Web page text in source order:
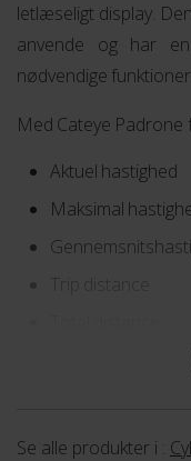
letlæseligt display.
anvende og har
nødvendige
Med Cateye
Aktuel hastighed
Maksimal
Trip distance
Stopur
Se alle produkter i :